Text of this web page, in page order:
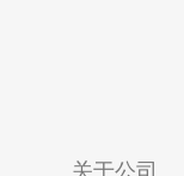
关于公司